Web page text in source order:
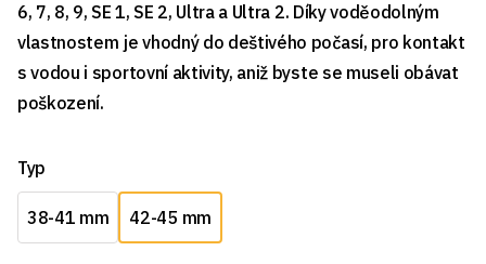
6, 7, 8, 9, SE 1, SE 2, Ultra a Ultra 2. Díky voděodolným
vlastnostem je vhodný do deštivého počasí, pro kontakt
s vodou i sportovní aktivity, aniž byste se museli obávat
poškození.
Typ
38-41 mm 42-45 mm